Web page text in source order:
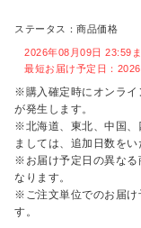
ステータス：商品価格
2026年08月09日 23:59
最短お届け予定日：
※購入確定時にオンライ
が発生します。
※北海道、東北、中国、
ましては、追加日数をい
※お届け予定日の異なる
なります。
※ご注文単位でのお届け
す。